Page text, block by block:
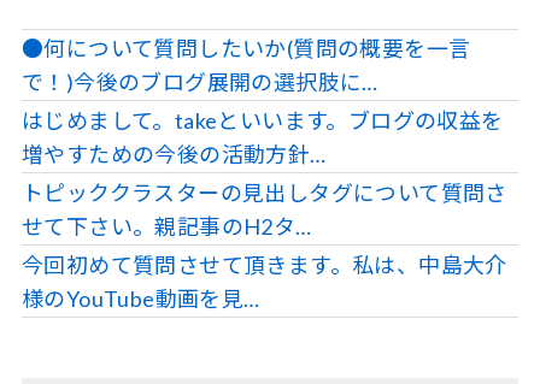
●何について質問したいか(質問の概要を一言
で！)今後のブログ展開の選択肢に…
はじめまして。takeといいます。ブログの収益を
増やすための今後の活動方針…
トピッククラスターの見出しタグについて質問さ
せて下さい。親記事のH2タ…
今回初めて質問させて頂きます。私は、中島大介
様のYouTube動画を見…